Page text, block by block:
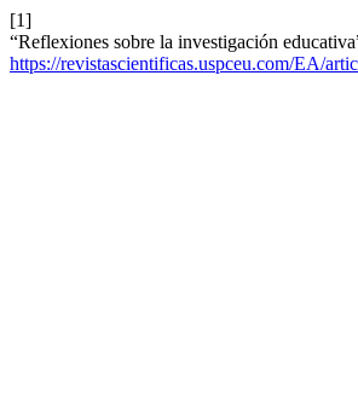
[1]
“Reflexiones sobre la investigación
https://revistascientificas.uspceu.com/EA/